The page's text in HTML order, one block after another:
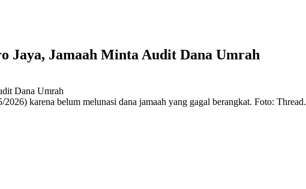
Jaya, Jamaah Minta Audit Dana Umrah
karena belum melunasi dana jamaah yang gagal berangkat. Foto: Thread.